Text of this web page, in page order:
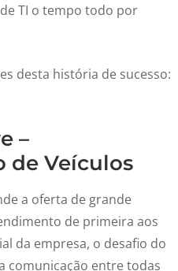
TI o tempo todo por
desta história de sucesso:
–
de Veículos
a oferta de grande
de primeira aos
da empresa, o desafio do
comunicação entre todas